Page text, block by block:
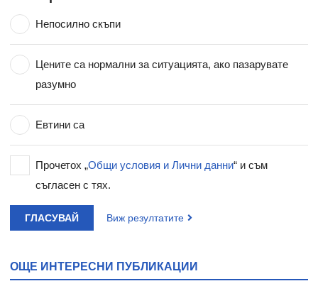
Непосилно скъпи
Цените са нормални за ситуацията, ако пазарувате
разумно
Евтини са
Прочетох „Общи условия и Лични данни“ и съм
съгласен с тях.
ГЛАСУВАЙ Виж резултатите
ОЩЕ ИНТЕРЕСНИ ПУБЛИКАЦИИ